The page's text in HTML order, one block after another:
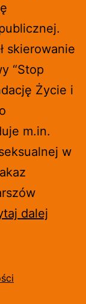
skierowanie
“Stop
Życie i
m.in.
w
dalej